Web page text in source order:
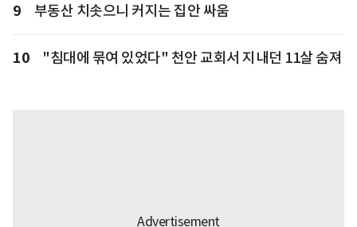
9 부동산 치솟으니 커지는 집안 싸움
10 "침대에 묶여 있었다" 천안 교회서 지내던 11살 숨져